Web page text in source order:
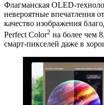
Флагманская OLED-
невероятные впечатления
качество изображения
Perfect Color2 на более чем
смарт-пикселей даже в